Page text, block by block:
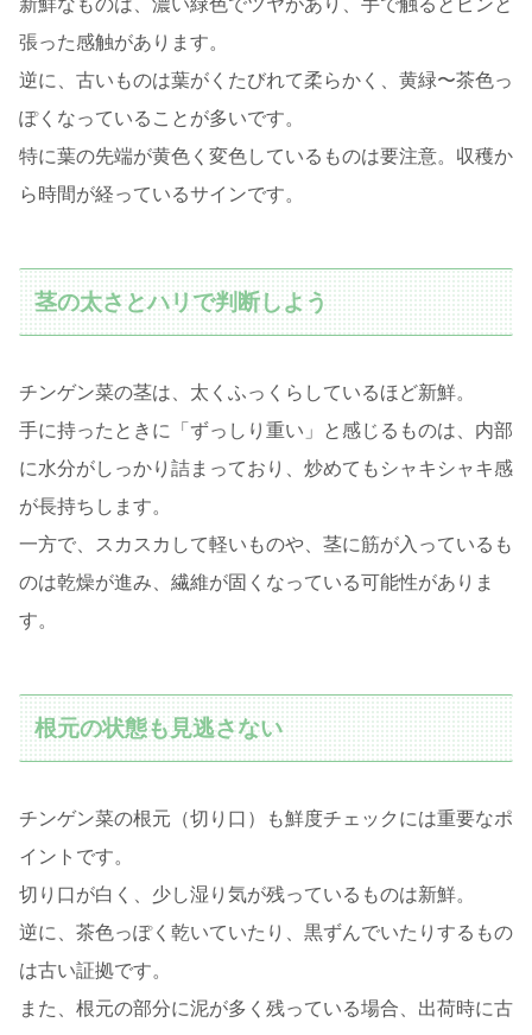
新鮮なものは、濃い緑色でツヤがあり、手で触るとピンと
張った感触があります。
逆に、古いものは葉がくたびれて柔らかく、黄緑〜茶色っ
ぽくなっていることが多いです。
特に葉の先端が黄色く変色しているものは要注意。収穫か
ら時間が経っているサインです。
茎の太さとハリで判断しよう
チンゲン菜の茎は、太くふっくらしているほど新鮮。
手に持ったときに「ずっしり重い」と感じるものは、内部
に水分がしっかり詰まっており、炒めてもシャキシャキ感
が長持ちします。
一方で、スカスカして軽いものや、茎に筋が入っているも
のは乾燥が進み、繊維が固くなっている可能性がありま
す。
根元の状態も見逃さない
チンゲン菜の根元（切り口）も鮮度チェックには重要なポ
イントです。
切り口が白く、少し湿り気が残っているものは新鮮。
逆に、茶色っぽく乾いていたり、黒ずんでいたりするもの
は古い証拠です。
また、根元の部分に泥が多く残っている場合、出荷時に古